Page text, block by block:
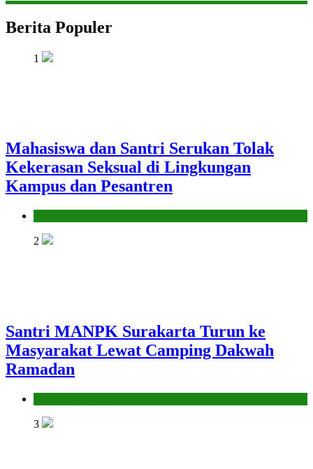
Berita Populer
1
Mahasiswa dan Santri Serukan Tolak
Kekerasan Seksual di Lingkungan
Kampus dan Pesantren
2
Santri MANPK Surakarta Turun ke
Masyarakat Lewat Camping Dakwah
Ramadan
3